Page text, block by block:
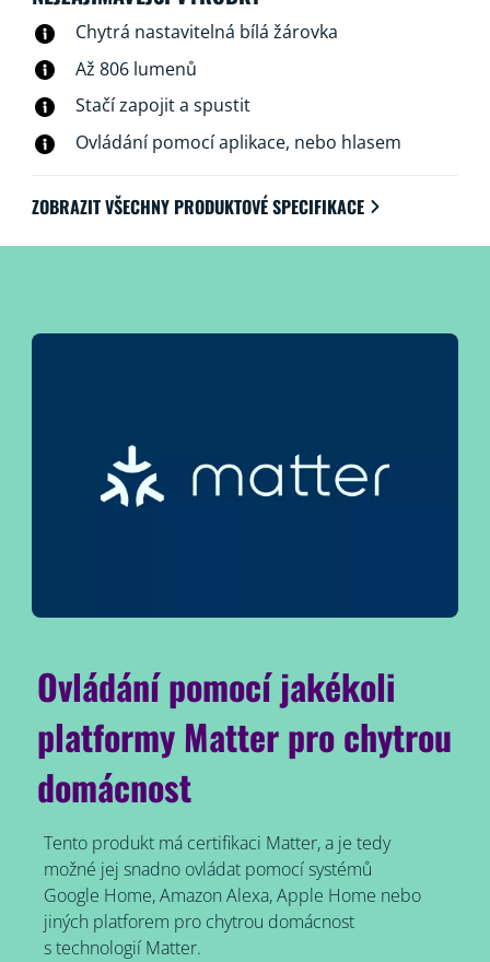
Chytrá nastavitelná bílá žárovka
Až 806 lumenů
Stačí zapojit a spustit
Ovládání pomocí aplikace, nebo hlasem
ZOBRAZIT VŠECHNY PRODUKTOVÉ SPECIFIKACE
Ovládání pomocí jakékoli
platformy Matter pro chytrou
domácnost
Tento produkt má certifikaci Matter, a je tedy
možné jej snadno ovládat pomocí systémů
Google Home, Amazon Alexa, Apple Home nebo
jiných platforem pro chytrou domácnost
s technologií Matter.